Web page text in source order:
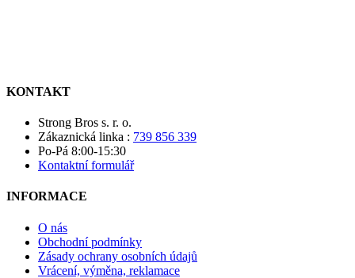
KONTAKT
Strong Bros s. r. o.
Zákaznická linka : 739 856 339
Po-Pá 8:00-15:30
Kontaktní formulář
INFORMACE
O nás
Obchodní podmínky
Zásady ochrany osobních údajů
Vrácení, výměna, reklamace